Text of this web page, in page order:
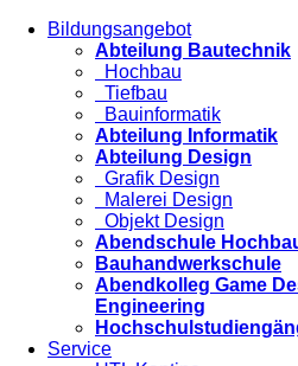
Bildungsangebot
Abteilung Bautechnik
Hochbau
Tiefbau
Bauinformatik
Abteilung Informatik
Abteilung Design
Grafik Design
Malerei Design
Objekt Design
Abendschule
Bauhandwerkschule
Abendkolleg Game
Engineering
Service